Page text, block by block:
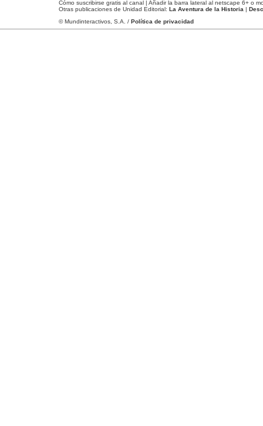
Cómo suscribirse gratis al canal | Añadir la barra lateral al netscape 6+ o
Otras publicaciones de Unidad Editorial: La Aventura de la Historia |
© Mundinteractivos, S.A. / Política de privacidad